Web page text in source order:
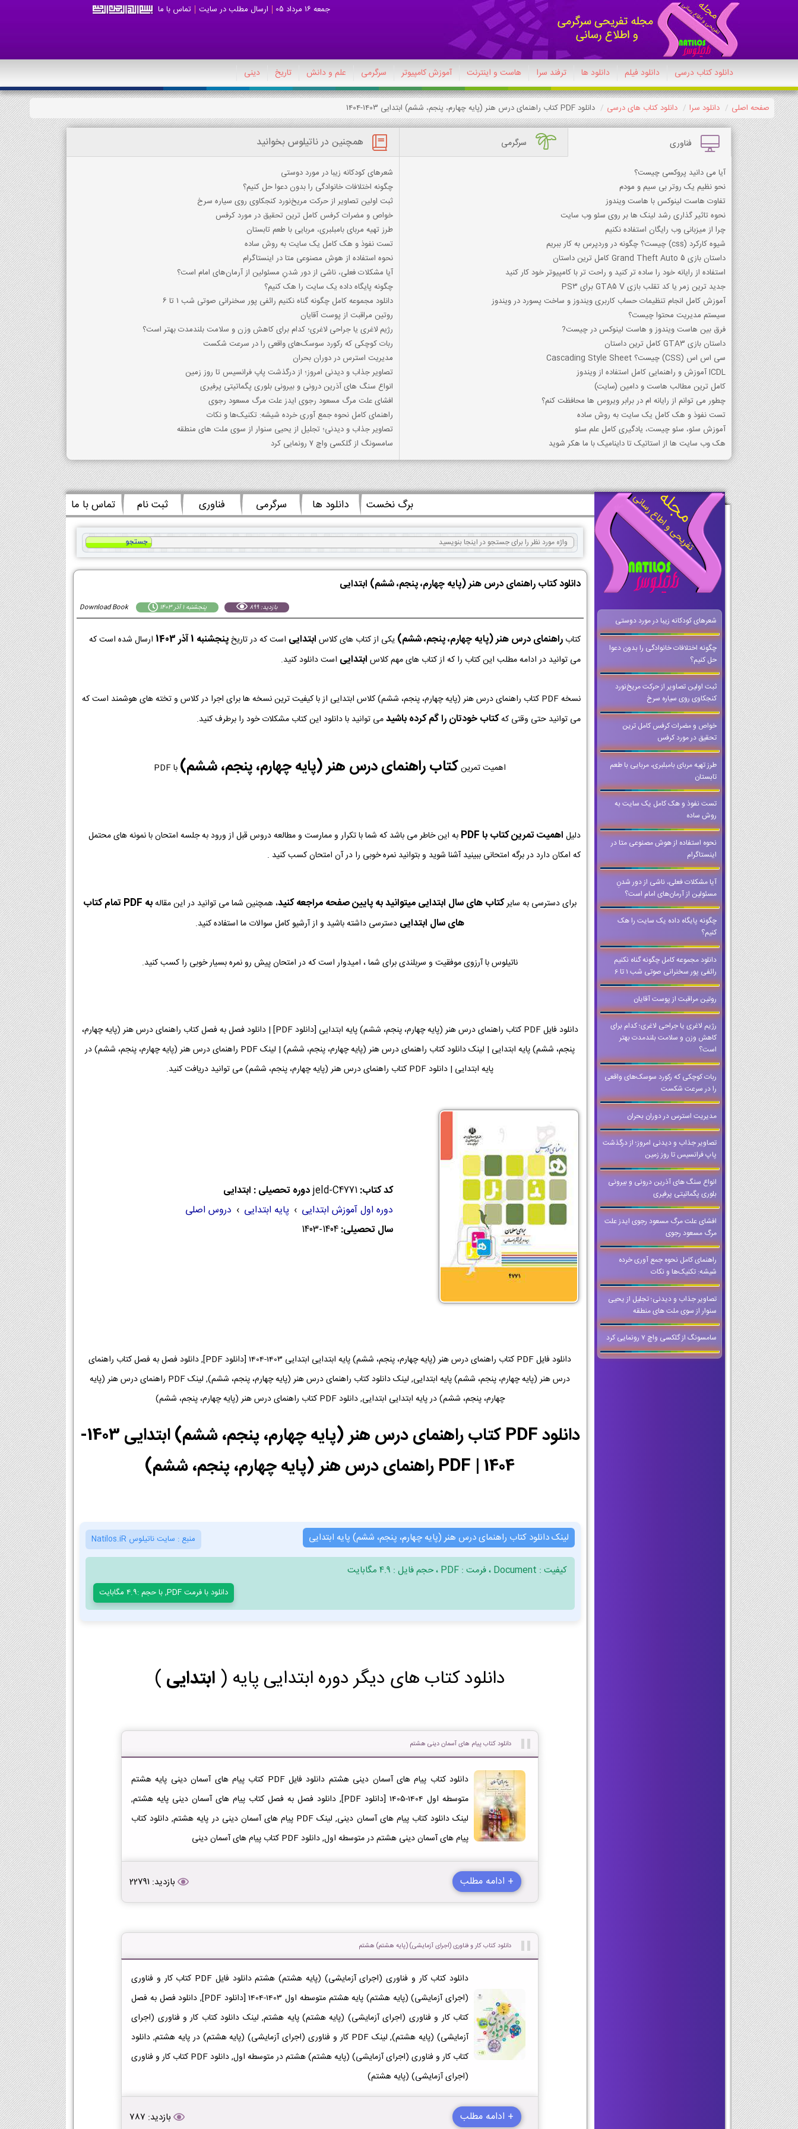
جمعه 16 مرداد 05 ارسال مطلب در سایت تماس با ما
دانلود کتاب درسی دانلود فیلم دانلود ها ترفند سرا هاست و اینترنت آموزش کامپیوتر سرگرمی علم و دانش تاریخ دینی
صفحه اصلی دانلود سرا دانلود کتاب های درسی دانلود PDF کتاب راهنمای درس هنر (پایه چهارم، پنجم، ششم) ابتدایی 1403-1404
فناوری سرگرمی
آیا می دانید پروکسی چیست؟
نحو نظیم یک روتر بی سیم و مودم
تفاوت هاست لینوکس با هاست ویندوز
نحوه تاثیر گذاری رشد لینک ها بر روی سئو وب سایت
چرا از میزبانی وب رایگان استفاده نکنیم
شیوه کارکرد (css) چیست؟ چگونه در وردپرس به کار ببریم
داستان بازی Grand Theft Auto 5 کامل ترین داستان
استفاده از رایانه خود را ساده تر کنید و راحت تر با کامپیوتر خود کار کنید
جدید ترین زمر یا کد تقلب بازی GTA5 V برای PS3
آموزش کامل انجام تنظیمات حساب کاربری ویندوز و ساخت پسورد در ویندوز
سیستم مدیریت محتوا چیست؟
فرق بین هاست ویندوز و هاست لینوکس در چیست?
داستان بازی GTA3 کامل ترین داستان
سی اس اس (CSS) چیست؟ Cascading Style Sheet
ICDL آموزش و راهنمایی کامل استفاده از ویندوز
کامل ترین مطالب هاست و دامین (سایت)
چطور می توانم از رایانه ام در برابر ویروس ها محافظت کنم؟
تست نفوذ و هک کامل یک سایت به روش ساده
آموزش سئو، سئو چیست، یادگیری کامل علم سئو
هک وب سایت ها از استاتیک تا داینامیک با ما هکر شوید
همچنین در ناتیلوس بخوانید
شعرهای کودکانه زیبا در مورد دوستی
چگونه اختلافات خانوادگی را بدون دعوا حل کنیم؟
ثبت اولین تصاویر از حرکت مریخ‌نورد کنجکاوی روی سیاره سرخ
خواص و مضرات کرفس کامل ترین تحقیق در مورد کرفس
طرز تهیه مربای بامبلبری، مربایی با طعم تابستان
تست نفوذ و هک کامل یک سایت به روش ساده
نحوه استفاده از هوش مصنوعی متا در اینستاگرام
آیا مشکلات فعلی، ناشی از دور شدنِ مسئولین از آرمان‌های امام است؟
چگونه پایگاه داده یک سایت را هک کنیم؟
دانلود مجموعه کامل چگونه گناه نکنیم رائفی پور سخنرانی صوتی شب 1 تا 6
روتین مراقبت از پوست آقایان
رژیم لاغری یا جراحی لاغری؛ کدام برای کاهش وزن و سلامت بلندمدت بهتر است؟
ربات کوچکی که رکورد سوسک‌های واقعی را در سرعت شکست
مدیریت استرس در دوران بحران
تصاویر جذاب و دیدنی امروز؛ از درگذشت پاپ فرانسیس تا روز زمین
انواع سنگ های آذرین درونی و بیرونی بلوری پگماتیتی پرفیری
افشای علت مرگ مسعود رجوی ایدز علت مرگ مسعود رجوی
راهنمای کامل نحوه جمع آوری خرده شیشه: تکنیک‌ها و نکات
تصاویر جذاب و دیدنی؛ تجلیل از یحیی سنوار از سوی ملت های منطقه
سامسونگ از گلکسی واچ 7 رونمایی کرد
شعرهای کودکانه زیبا در مورد دوستی
چگونه اختلافات خانوادگی را بدون دعوا
حل کنیم؟
ثبت اولین تصاویر از حرکت مریخ‌نورد
کنجکاوی روی سیاره سرخ
خواص و مضرات کرفس کامل ترین
تحقیق در مورد کرفس
طرز تهیه مربای بامبلبری، مربایی با طعم
تابستان
تست نفوذ و هک کامل یک سایت به
روش ساده
نحوه استفاده از هوش مصنوعی متا در
اینستاگرام
آیا مشکلات فعلی، ناشی از دور شدنِ
مسئولین از آرمان‌های امام است؟
چگونه پایگاه داده یک سایت را هک
کنیم؟
دانلود مجموعه کامل چگونه گناه نکنیم
رائفی پور سخنرانی صوتی شب 1 تا 6
روتین مراقبت از پوست آقایان
رژیم لاغری یا جراحی لاغری؛ کدام برای
کاهش وزن و سلامت بلندمدت بهتر
است؟
ربات کوچکی که رکورد سوسک‌های واقعی
را در سرعت شکست
مدیریت استرس در دوران بحران
تصاویر جذاب و دیدنی امروز؛ از درگذشت
پاپ فرانسیس تا روز زمین
انواع سنگ های آذرین درونی و بیرونی
بلوری پگماتیتی پرفیری
افشای علت مرگ مسعود رجوی ایدز علت
مرگ مسعود رجوی
راهنمای کامل نحوه جمع آوری خرده
شیشه: تکنیک‌ها و نکات
تصاویر جذاب و دیدنی؛ تجلیل از یحیی
سنوار از سوی ملت های منطقه
سامسونگ از گلکسی واچ 7 رونمایی کرد
برگ نخست دانلود ها سرگرمی فناوری ثبت نام تماس با ما
دانلود کتاب راهنمای درس هنر (پایه چهارم، پنجم، ششم) ابتدایی
Download Book پنجشنبه 1 آذر 1403 بازدید: 899
کتابراهنمای درس هنر (پایه چهارم، پنجم، ششم) یکی از کتاب های کلاس ابتدایی است که در تاریخپنجشنبه 1 آذر 1403
ارسال شده است که
می توانید در ادامه مطلب این کتاب را که از کتاب های مهم کلاس ابتدایی است دانلود کنید.
نسخه PDF کتاب راهنمای درس هنر (پایه چهارم، پنجم، ششم) کلاس ابتدایی از با کیفیت ترین نسخه ها برای اجرا در کلاس و تخته های هوشمند است که
می توانید حتی وقتی کهکتاب خودتان را گم کرده باشیدمی توانید با دانلود این کتاب مشکلات خود را برطرف کنید.
اهمیت تمرینکتاب راهنمای درس هنر (پایه چهارم، پنجم، ششم) با PDF
دلیل اهمیت تمرین کتاب با PDF
به این خاطر می باشد که شما با تکرار و ممارست و مطالعه دروس قبل از ورود به جلسه امتحان با نمونه های محتمل
که امکان دارد در برگه امتحانی ببینید آشنا شوید و بتوانید نمره خوبی را در آن امتحان کسب کنید .
برای دسترسی به سایرکتاب های سال ابتدایی میتوانید به پایین صفحه مراجعه کنید، همچنین شما می توانید در این مقاله
به PDF تمام کتاب
های سال ابتدایی دسترسی داشته باشید و از آرشیو کامل سوالات ما استفاده کنید.
ناتیلوس با آرزوی موفقیت و سربلندی برای شما ، امیدوار است که در امتحان پیش رو نمره بسیار خوبی را کسب کنید.
دانلود فایل PDF کتاب راهنمای درس هنر (پایه چهارم، پنجم، ششم) پایه ابتدایی [دانلود PDF] | دانلود فصل به فصل کتاب راهنمای درس هنر (پایه چهارم،
پنجم، ششم) پایه ابتدایی | لینک دانلود کتاب راهنمای درس هنر (پایه چهارم، پنجم، ششم) | لینک PDF راهنمای درس هنر (پایه چهارم، پنجم، ششم) در
پایه ابتدایی | دانلود PDF کتاب راهنمای درس هنر (پایه چهارم، پنجم، ششم) می توانید دریافت کنید.
کد کتاب:jeld-C4771دوره تحصیلی : ابتدایی
دوره اول آموزش ابتدایی › پایه ابتدایی › دروس اصلی
سال تحصیلی:1403-1404
دانلود فایل PDF کتاب راهنمای درس هنر (پایه چهارم، پنجم، ششم) پایه ابتدایی ابتدایی 1403-1404 [دانلود PDF], دانلود فصل به فصل کتاب راهنمای
درس هنر (پایه چهارم، پنجم، ششم) پایه ابتدایی, لینک دانلود کتاب راهنمای درس هنر (پایه چهارم، پنجم، ششم), لینک PDF راهنمای درس هنر (پایه
چهارم، پنجم، ششم) در پایه ابتدایی ابتدایی, دانلود PDF کتاب راهنمای درس هنر (پایه چهارم، پنجم، ششم)
دانلود PDF کتاب راهنمای درس هنر (پایه چهارم، پنجم، ششم) ابتدایی 1403-
1404 | PDF راهنمای درس هنر (پایه چهارم، پنجم، ششم)
لینک دانلود کتاب راهنمای درس هنر (پایه چهارم، پنجم، ششم) پایه ابتدایی منبع : سایت ناتیلوس Natilos.iR
کیفیت : Document ، فرمت : PDF ، حجم فایل : 4.9 مگابایت
دانلود با فرمت PDF, با حجم :4.9 مگابایت
دانلود کتاب های دیگر دوره ابتدایی پایه ( ابتدایی )
دانلود کتاب پیام های آسمان دینی هشتم
دانلود کتاب پیام های آسمان دینی هشتم دانلود فایل PDF کتاب پیام های آسمان دینی پایه هشتم
متوسطه اول 1404-1405 [دانلود PDF], دانلود فصل به فصل کتاب پیام های آسمان دینی پایه هشتم,
لینک دانلود کتاب پیام های آسمان دینی, لینک PDF پیام های آسمان دینی در پایه هشتم, دانلود کتاب
پیام های آسمان دینی هشتم در متوسطه اول, دانلود PDF کتاب پیام های آسمان دینی
+ ادامه مطلب بازدید: 22791
دانلود کتاب کار و فناوری (اجرای آزمایشی) (پایه هشتم) هشتم
دانلود کتاب کار و فناوری (اجرای آزمایشی) (پایه هشتم) هشتم دانلود فایل PDF کتاب کار و فناوری
(اجرای آزمایشی) (پایه هشتم) پایه هشتم متوسطه اول 1403-1404 [دانلود PDF], دانلود فصل به فصل
کتاب کار و فناوری (اجرای آزمایشی) (پایه هشتم) پایه هشتم, لینک دانلود کتاب کار و فناوری (اجرای
آزمایشی) (پایه هشتم), لینک PDF کار و فناوری (اجرای آزمایشی) (پایه هشتم) در پایه هشتم, دانلود
کتاب کار و فناوری (اجرای آزمایشی) (پایه هشتم) هشتم در متوسطه اول, دانلود PDF کتاب کار و فناوری
(اجرای آزمایشی) (پایه هشتم)
+ ادامه مطلب بازدید: 787